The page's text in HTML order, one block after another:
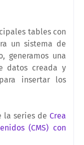
tables con
un sistema de
generamos una
datos creada y
insertar los
la series de Crea
(CMS) con